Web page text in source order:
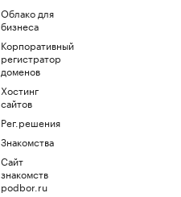
Облако для
бизнеса
Корпоративный
регистратор
доменов
Хостинг
сайтов
Рег.решения
Знакомства
Сайт
знакомств
podbor.ru